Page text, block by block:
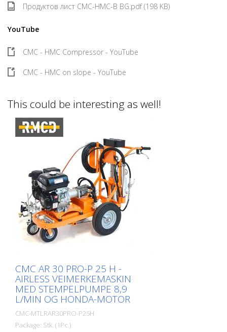
Продуктов лист CMC-HMC-B BG.pdf (198 KB)
YouTube
CMC - HMC Compressor - YouTube
CMC - HMC on slope - YouTube
This could be interesting as well!
CMC AR 30 PRO-P 25 H -
AIRLESS VEIMERKEMASKIN
MED STEMPELPUMPE 8,9
L/MIN OG HONDA-MOTOR
CMC-MTLRAR30PRO-P25H
Package: Stk. (1Pc.)